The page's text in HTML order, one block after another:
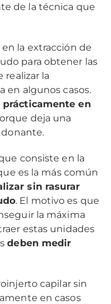
de la técnica que
la extracción de
para obtener las
realizar la
en algunos casos.
prácticamente en
deja una
consiste en la
es la más común
sin rasurar
. El motivo es que
la máxima
estas unidades
deben medir
capilar sin
en casos